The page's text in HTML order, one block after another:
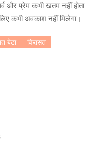
और प्रेम कभी खतम नहीं होता
कभी अवकाश नहीं मिलेगा।
बेटा विरासत